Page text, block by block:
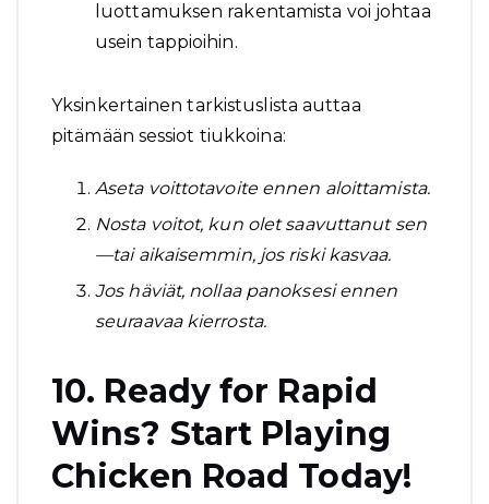
luottamuksen rakentamista voi johtaa
usein tappioihin.
Yksinkertainen tarkistuslista auttaa
pitämään sessiot tiukkoina:
Aseta voittotavoite ennen aloittamista.
Nosta voitot, kun olet saavuttanut sen
—tai aikaisemmin, jos riski kasvaa.
Jos häviät, nollaa panoksesi ennen
seuraavaa kierrosta.
10. Ready for Rapid
Wins? Start Playing
Chicken Road Today!